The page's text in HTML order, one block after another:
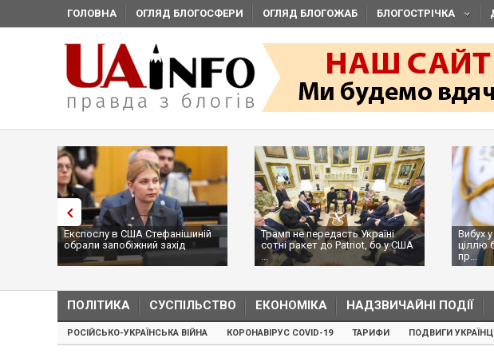
ГОЛОВНА ОГЛЯД БЛОГОСФЕРИ ОГЛЯД БЛОГОЖАБ БЛОГОСТРІЧКА
Експослу в США Стефанішиній
обрали запобіжний захід
Трамп не передасть Україні
сотні ракет до Patriot, бо у США
...
Вибух
ціллю
пр...
ПОЛІТИКА СУСПІЛЬСТВО ЕКОНОМІКА НАДЗВИЧАЙНІ ПОДІЇ
РОСІЙСЬКО-УКРАЇНСЬКА ВІЙНА КОРОНАВІРУС COVID-19 ТАРИФИ ПОДВИГИ